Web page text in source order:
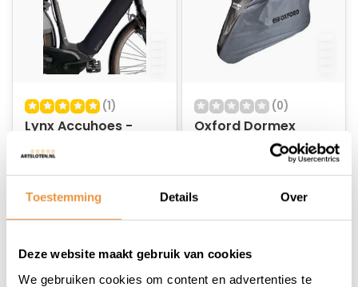
Toestemming Details Over
Deze website maakt gebruik van cookies
We gebruiken cookies om content en advertenties te
(1)
Lynx Accuhoes -
Geïntegreerd -
Zwart
Op voorraad
(0)
Oxford Dormex
Indoor Cover
Motorhoes voor
binnen
Op voorraad
37,95